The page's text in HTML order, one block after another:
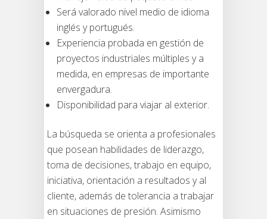
Será valorado nivel medio de idioma
inglés y portugués.
Experiencia probada en gestión de
proyectos industriales múltiples y a
medida, en empresas de importante
envergadura.
Disponibilidad para viajar al exterior.
La búsqueda se orienta a profesionales
que posean habilidades de liderazgo,
toma de decisiones, trabajo en equipo,
iniciativa, orientación a resultados y al
cliente, además de tolerancia a trabajar
en situaciones de presión. Asimismo